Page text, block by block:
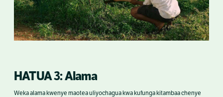
HATUA 3: Alama
Weka alama kwenye maotea uliyochagua kwa kufunga kitambaa chenye